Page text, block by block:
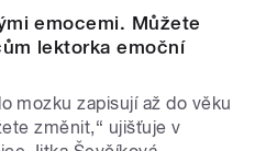
emocemi. Můžete
lektorka emoční
mozku zapisují až do věku
změnit,“ ujišťuje v